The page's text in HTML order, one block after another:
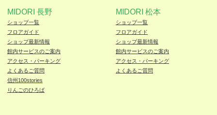
MIDORI 長野
ショップ一覧
フロアガイド
ショップ最新情報
館内サービスのご案内
アクセス・パーキング
よくあるご質問
信州100stories
りんごのひろば
MIDORI 松本
ショップ一覧
フロアガイド
ショップ最新情報
館内サービスのご案内
アクセス・パーキング
よくあるご質問